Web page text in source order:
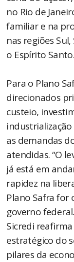
no Rio de
familiar e na
nas regiões
o Espírito Santo.
Para o Plano
direcionados
custeio,
as demandas
atendidas. “O
já está em
rapidez na
Plano Safra for
governo
Sicredi
estratégico do
pilares da